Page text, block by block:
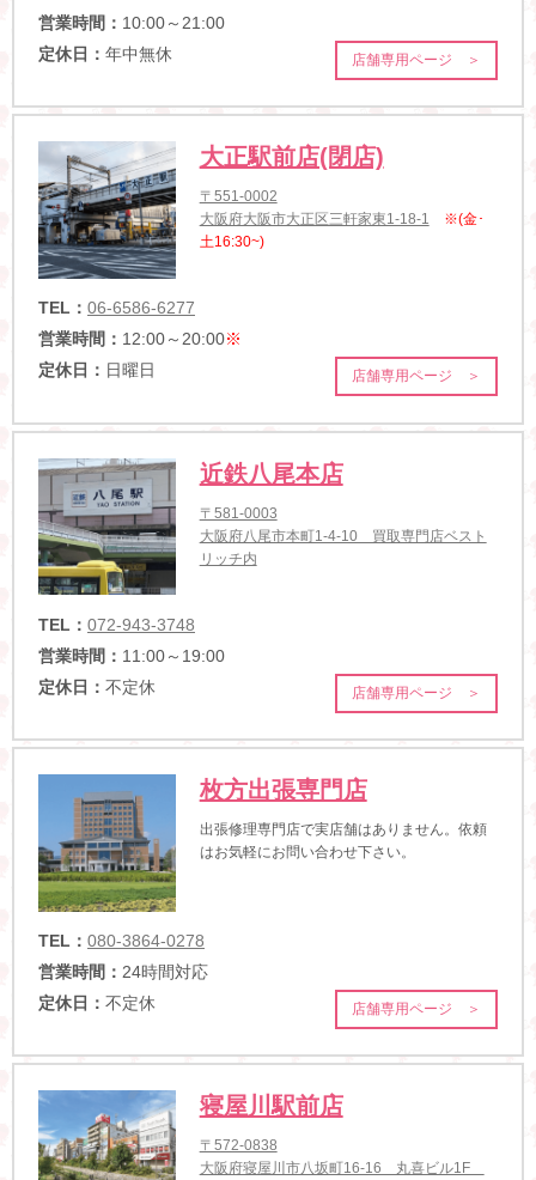
営業時間： 10:00～21:00
定休日： 年中無休 店舗専用ページ ＞
大正駅前店(閉店)
〒551-0002
大阪府大阪市大正区三軒家東1-18-1
※(金･
土16:30~)
TEL： 06-6586-6277
営業時間： 12:00～20:00※
定休日： 日曜日 店舗専用ページ ＞
近鉄八尾本店
〒581-0003
大阪府八尾市本町1-4-10 買取専門店ベスト
リッチ内
TEL： 072-943-3748
営業時間： 11:00～19:00
定休日： 不定休 店舗専用ページ ＞
枚方出張専門店
出張修理専門店で実店舗はありません。依頼
はお気軽にお問い合わせ下さい。
TEL： 080-3864-0278
営業時間： 24時間対応
定休日： 不定休 店舗専用ページ ＞
寝屋川駅前店
〒572-0838
大阪府寝屋川市八坂町16-16 丸喜ビル1F